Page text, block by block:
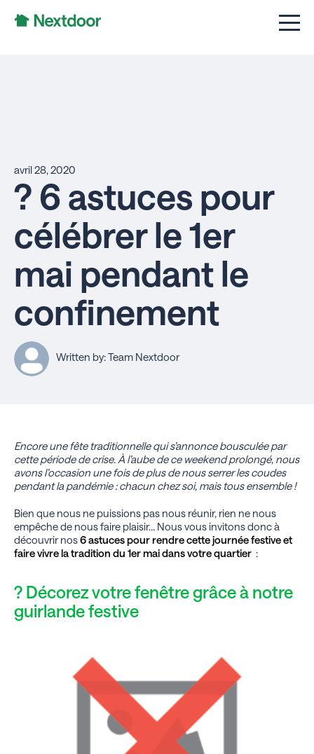
avril 28, 2020
? 6 astuces pour
célébrer le 1er
mai pendant le
confinement
Written by: Team Nextdoor
Encore une fête traditionnelle qui s’annonce bousculée par
cette période de crise. À l’aube de ce weekend prolongé, nous
avons l’occasion une fois de plus de nous serrer les coudes
pendant la pandémie : chacun chez soi, mais tous ensemble !
Bien que nous ne puissions pas nous réunir, rien ne nous
empêche de nous faire plaisir… Nous vous invitons donc à
découvrir nos6 astuces pour rendre cette journée festive et
faire vivre la tradition du 1er mai dans votre quartier :
? Décorez votre fenêtre grâce à notre
guirlande festive